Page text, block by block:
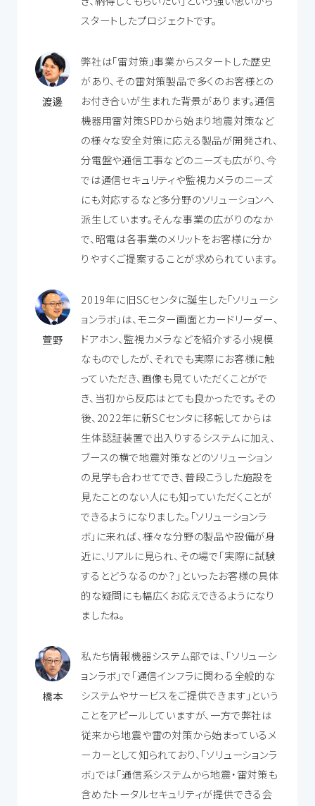
スタートしたプロジェクトです。
渡邊
弊社は「雷対策」事業からスタートした歴史
があり、その雷対策製品で多くのお客様との
お付き合いが生まれた背景があります。通信
機器用雷対策SPDから始まり地震対策など
の様々な安全対策に応える製品が開発され、
分電盤や通信工事などのニーズも広がり、今
では通信セキュリティや監視カメラのニーズ
にも対応するなど多分野のソリューションへ
派生しています。そんな事業の広がりのなか
で、昭電は各事業のメリットをお客様に分か
りやすくご提案することが求められています。
萱野
2019年に旧SCセンタに誕生した「ソリューシ
ョンラボ」は、モニター画面とカードリーダー、
ドアホン、監視カメラなどを紹介する小規模
なものでしたが、それでも実際にお客様に触
っていただき、画像も見ていただくことがで
き、当初から反応はとても良かったです。その
後、2022年に新SCセンタに移転してからは
生体認証装置で出入りするシステムに加え、
ブースの横で地震対策などのソリューション
の見学も合わせてでき、普段こうした施設を
見たことのない人にも知っていただくことが
できるようになりました。「ソリューションラ
ボ」に来れば、様々な分野の製品や設備が身
近に、リアルに見られ、その場で「実際に試験
するとどうなるのか？」といったお客様の具体
的な疑問にも幅広くお応えできるようになり
ましたね。
橋本
私たち情報機器システム部では、「ソリューシ
ョンラボ」で「通信インフラに関わる全般的な
システムやサービスをご提供できます」という
ことをアピールしていますが、一方で弊社は
従来から地震や雷の対策から始まっているメ
ーカーとして知られており、「ソリューションラ
ボ」では「通信系システムから地震・雷対策も
含めたトータルセキュリティが提供できる会